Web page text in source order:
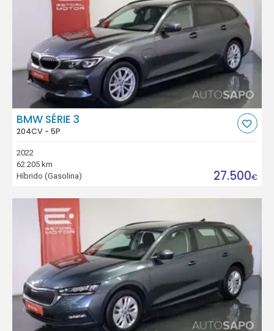
BMW SÉRIE 3
204CV - 5P
2022
62.205 km
Híbrido (Gasolina)
27.500€